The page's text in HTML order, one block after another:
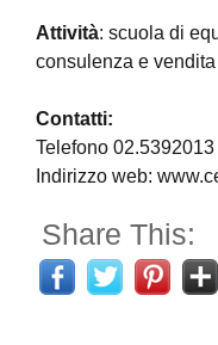
Attività: scuola di
consulenza e
Contatti:
Telefono 02.5392013
Indirizzo web:
Share This: